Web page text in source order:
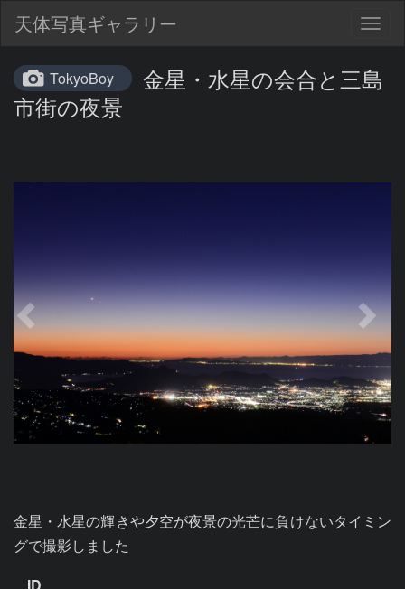
天体写真ギャラリー
TokyoBoy
金星・水星の会合と三島
市街の夜景
金星・水星の輝きや夕空が夜景の光芒に負けないタイミン
グで撮影しました